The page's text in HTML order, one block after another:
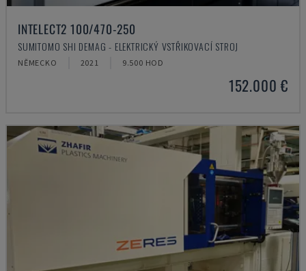
INTELECT2 100/470-250
SUMITOMO SHI DEMAG - ELEKTRICKÝ VSTŘIKOVACÍ STROJ
NĚMECKO 2021 9.500 HOD
152.000 €